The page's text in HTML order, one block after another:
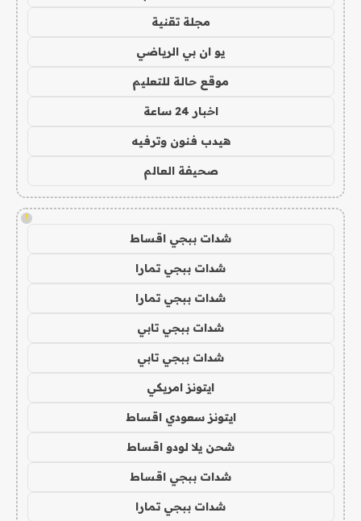
مجلة تقنية
يو ان بي الرياضي
موقع حالة للتعليم
اخبار 24 ساعة
هيدب فنون وترفيه
صحيفة العالم
!
شدات ببجي اقساط
شدات ببجي تمارا
شدات ببجي تمارا
شدات ببجي تابي
شدات ببجي تابي
ايتونز امريكي
ايتونز سعودي اقساط
شحن يلا لودو اقساط
شدات ببجي اقساط
شدات ببجي تمارا